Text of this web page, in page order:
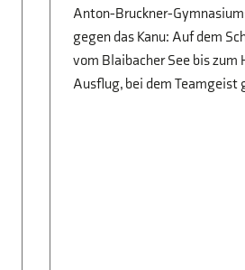
Anton-Bruckner-
gegen das Kanu: Auf dem
vom Blaibacher See bis zum
Ausflug, bei dem Teamgeist